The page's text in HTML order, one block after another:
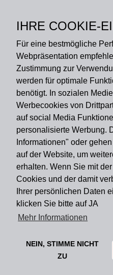
IHRE COOKIE-
Für eine bestmögliche
Webpräsentation
Zustimmung zur
werden für optimale
benötigt. In sozialen
Werbecookies von
auf social Media
personalisierte Werbung.
Informationen" oder
auf der Website, um
erhalten. Wenn Sie mit
Cookies und der damit
Ihrer persönlichen Daten
klicken Sie bitte auf JA
Mehr Informationen
NEIN, STIMME NICHT
ZU
Farbe:Grau
Zahlungsart
Versandart
Du findest uns auch auf
Informationen
Impressum Widerruf
Mytailor croodles